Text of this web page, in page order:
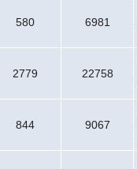
580 6981
2779 22758
844 9067